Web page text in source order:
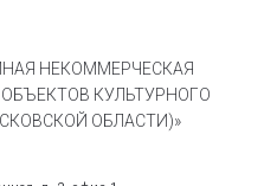
НЕКОММЕРЧЕСКАЯ
КУЛЬТУРНОГО
ОБЛАСТИ)»